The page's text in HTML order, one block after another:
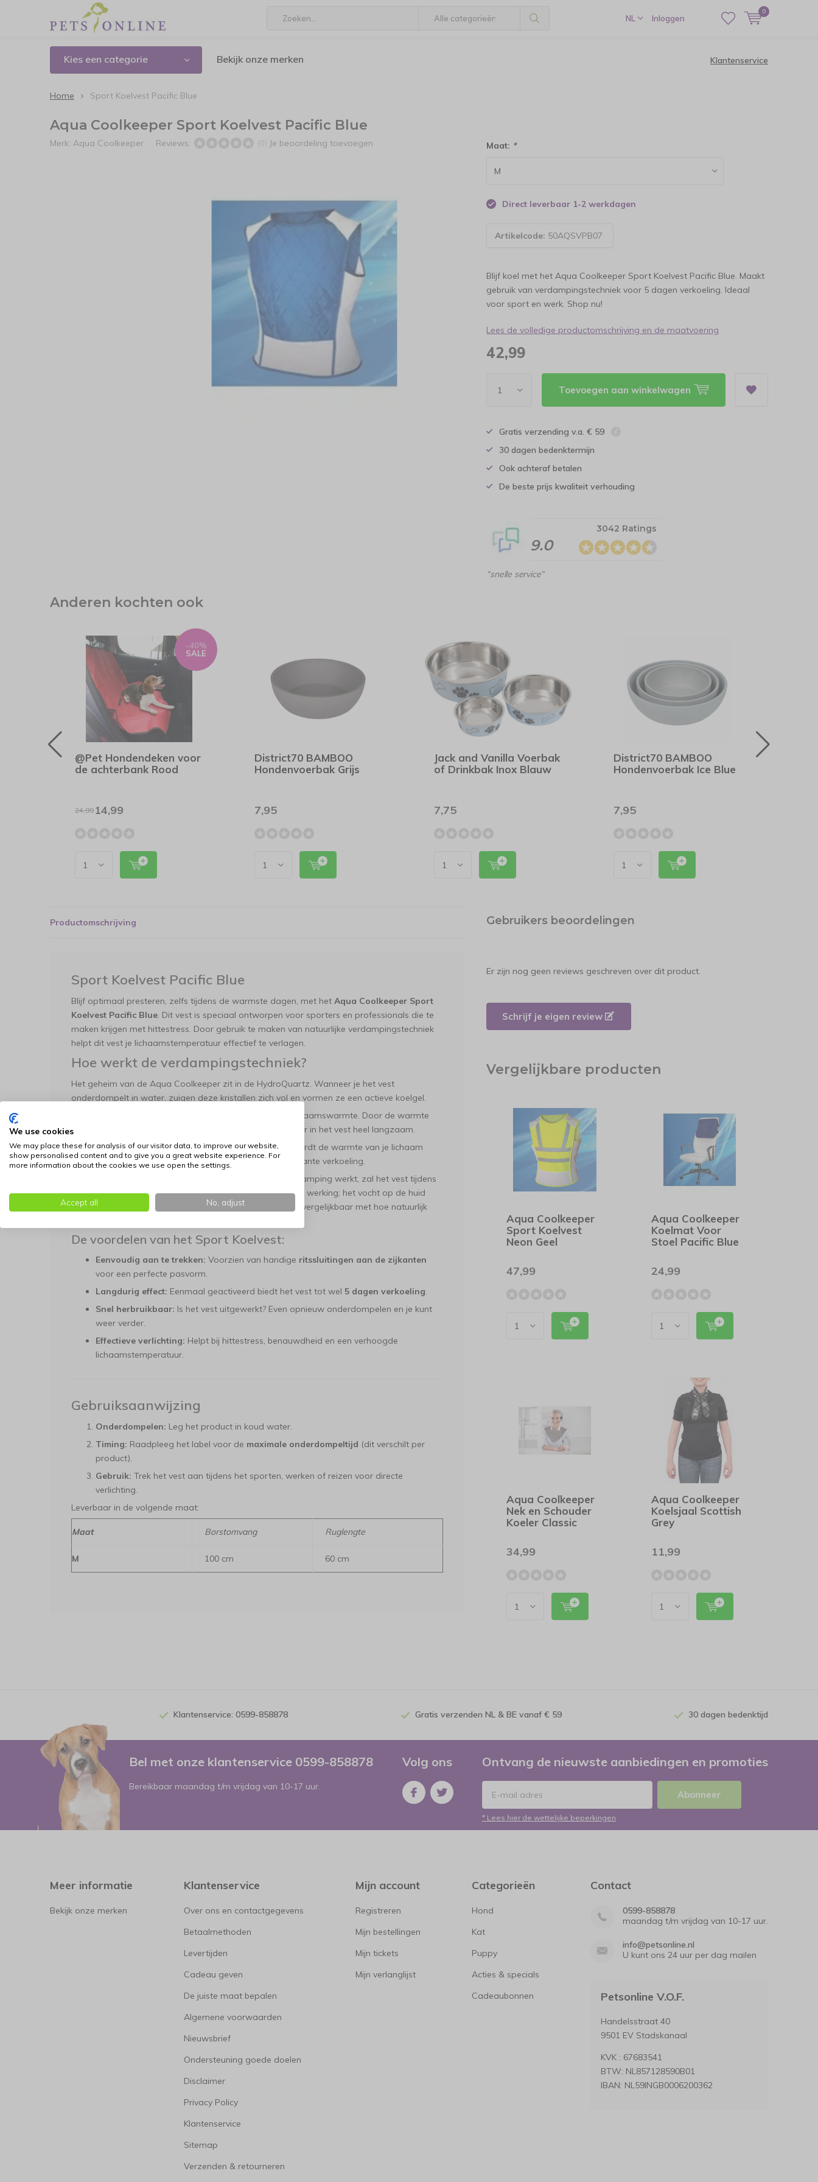
NL Inloggen
0
Kies een categorie Bekijk onze merken Klantenservice
Home Sport Koelvest Pacific Blue
Aqua Coolkeeper Sport Koelvest Pacific Blue
Merk: Aqua Coolkeeper Reviews: (0) Je beoordeling toevoegen Maat: *
Direct leverbaar 1-2 werkdagen
Artikelcode: 50AQSVPB07
Blijf koel met het Aqua Coolkeeper Sport Koelvest Pacific Blue. Maakt
gebruik van verdampingstechniek voor 5 dagen verkoeling. Ideaal
voor sport en werk. Shop nu!
Lees de volledige productomschrijving en de maatvoering
42,99
Toevoegen aan winkelwagen
Gratis verzending v.a. € 59
30 dagen bedenktermijn
Ook achteraf betalen
De beste prijs kwaliteit verhouding
9.0
3042 Ratings
“snelle service”
Anderen kochten ook
@Pet Hondendeken voor
de achterbank Rood
-40%
SALE
24,9914,99
District70 BAMBOO
Hondenvoerbak Grijs
7,95
Jack and Vanilla Voerbak
of Drinkbak Inox Blauw
7,75
District70 BAMBOO
Hondenvoerbak Ice Blue
7,95
Productomschrijving
Sport Koelvest Pacific Blue
Blijf optimaal presteren, zelfs tijdens de warmste dagen, met het Aqua Coolkeeper Sport
Koelvest Pacific Blue. Dit vest is speciaal ontworpen voor sporters en professionals die te
maken krijgen met hittestress. Door gebruik te maken van natuurlijke verdampingstechniek
helpt dit vest je lichaamstemperatuur effectief te verlagen.
Hoe werkt de verdampingstechniek?
Het geheim van de Aqua Coolkeeper zit in de HydroQuartz. Wanneer je het vest
onderdompelt in water, zuigen deze kristallen zich vol en vormen ze een actieve koelgel.
De gel in het vest absorbeert je lichaamswarmte. Door de warmte
van je lichaam en de buitenlucht verdampt het water in het vest heel langzaam.
Warmte-afvoer:Tijdens dit verdampingsproces wordt de warmte van je lichaam
weggetrokken, wat zorgt voor een directe en constante verkoeling.
Omdat het vest op basis van water en verdamping werkt, zal het vest tijdens
gebruikvochtig aanvoelen. Dit is essentieel voor de werking; het vocht op de huid
helpt namelijk bij het versnellen van het koelproces, vergelijkbaar met hoe natuurlijk
De voordelen van het Sport Koelvest:
Eenvoudig aan te trekken: Voorzien van handige ritssluitingen aan de zijkanten
voor een perfecte pasvorm.
Langdurig effect: Eenmaal geactiveerd biedt het vest tot wel 5 dagen verkoeling.
Snel herbruikbaar: Is het vest uitgewerkt? Even opnieuw onderdompelen en je kunt
weer verder.
Effectieve verlichting: Helpt bij hittestress, benauwdheid en een verhoogde
lichaamstemperatuur.
Gebruiksaanwijzing
Onderdompelen: Leg het product in koud water.
Timing: Raadpleeg het label voor de maximale onderdompeltijd (dit verschilt per
product).
Gebruik: Trek het vest aan tijdens het sporten, werken of reizen voor directe
verlichting.
Leverbaar in de volgende maat:
Maat Borstomvang Ruglengte
M 100 cm 60 cm
Gebruikers beoordelingen
Er zijn nog geen reviews geschreven over dit product.
Schrijf je eigen review
Vergelijkbare producten
Aqua Coolkeeper
Sport Koelvest
Neon Geel
47,99
Aqua Coolkeeper
Koelmat Voor
Stoel Pacific Blue
24,99
Aqua Coolkeeper
Nek en Schouder
Koeler Classic
34,99
Aqua Coolkeeper
Koelsjaal Scottish
Grey
11,99
Klantenservice: 0599-858878 Gratis verzenden NL & BE vanaf € 59 30 dagen bedenktijd
Bel met onze klantenservice 0599-858878
Bereikbaar maandag t/m vrijdag van 10-17 uur.
Volg ons Ontvang de nieuwste aanbiedingen en promoties
Abonneer
* Lees hier de wettelijke beperkingen
Meer informatie
Bekijk onze merken
Klantenservice
Over ons en contactgegevens
Betaalmethoden
Levertijden
Cadeau geven
De juiste maat bepalen
Algemene voorwaarden
Nieuwsbrief
Ondersteuning goede doelen
Disclaimer
Privacy Policy
Klantenservice
Sitemap
Verzenden & retourneren
Mijn account
Registreren
Mijn bestellingen
Mijn tickets
Mijn verlanglijst
Categorieën
Hond
Kat
Puppy
Acties & specials
Cadeaubonnen
Contact
0599-858878
maandag t/m vrijdag van 10-17 uur.
info@petsonline.nl
U kunt ons 24 uur per dag mailen
Petsonline V.O.F.
Handelsstraat 40
9501 EV Stadskanaal
KVK : 67683541
BTW: NL857128590B01
IBAN: NL59INGB0006200362
We use cookies
We may place these for analysis of our visitor data, to improve our website,
show personalised content and to give you a great website experience. For
more information about the cookies we use open the settings.
Accept all No, adjust